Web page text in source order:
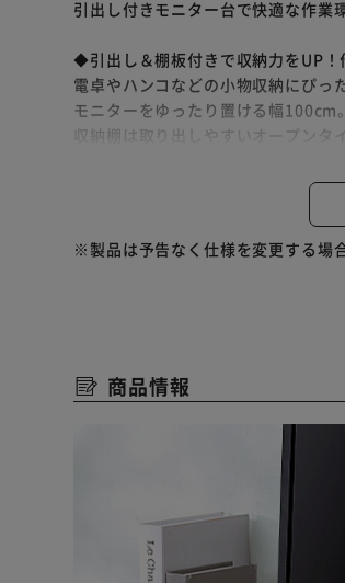
引出し付きモニター台で快適な作業
◆引出し＆棚板付きで収納力をUP！
電卓やハンコなどの小物収納にぴっ
モニターをゆったり置ける幅100cm
収納棚は取り出しやすいオープンタ
モニターを置いてもなおスペース
プリンター台やテレビ台としても使
やや高いアングルからだと、顔がス
テレワークやオンライン授業でも、
◆ケーブルホルダーですっきり
ケーブルをきれいに整理整頓できる
好きな場所に貼るだけだから、設置
※製品は予告なく仕様を変更する場
商品情報